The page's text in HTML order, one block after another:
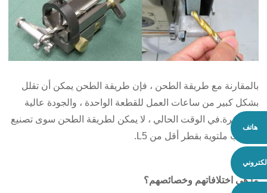
بالمقارنة مع طريقة الطحن ، فإن طريقة الطحن يمكن أن تقلل
بشكل كبير من ساعات العمل للقطعة الواحدة ، والجودة عالية
ومستقرة.في الوقت الحالي ، لا يمكن لطريقة الطحن سوى تصنيع
مثاقيب ملتوية بقطر أقل من L5.
ما هي اختلافاتهم وخصائصهم؟
هاتف